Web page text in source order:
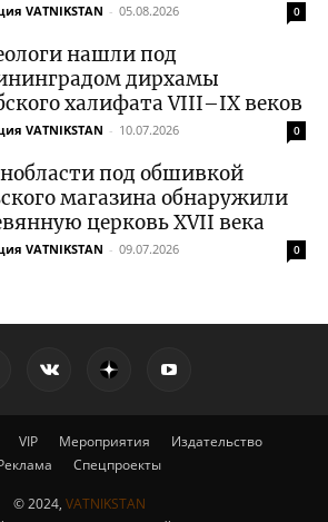
VATNIKSTAN - 05.08.2026 0
нашли под
дирхамы
халифата VIII–IX веков
VATNIKSTAN - 10.07.2026 0
под обшивкой
магазина обнаружили
церковь XVII века
VATNIKSTAN - 09.07.2026 0
VIP Мероприятия
Издательство
Спецпроекты
© 2024, VATNIKSTAN